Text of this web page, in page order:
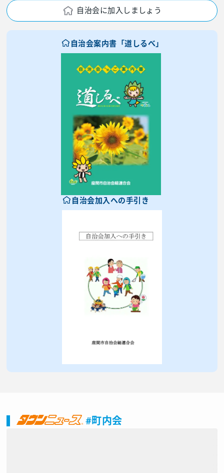
自治会に加入しましょう
自治会案内書「道しるべ」
自治会加入への手引き
#町内会